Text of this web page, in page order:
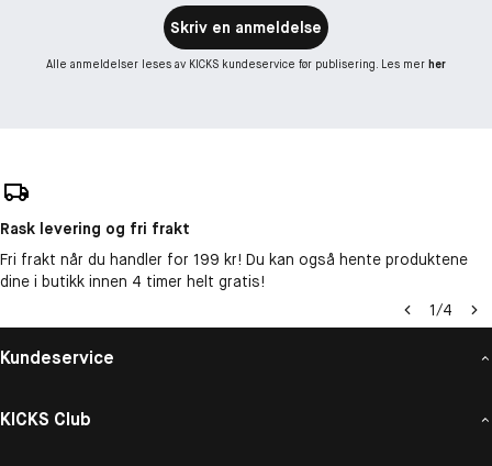
Skriv en anmeldelse
Alle anmeldelser leses av KICKS kundeservice før publisering. Les mer her
Rask levering og fri frakt
Fri frakt når du handler for 199 kr! Du kan også hente produktene
dine i butikk innen 4 timer helt gratis!
1/4
Kundeservice
KICKS Club